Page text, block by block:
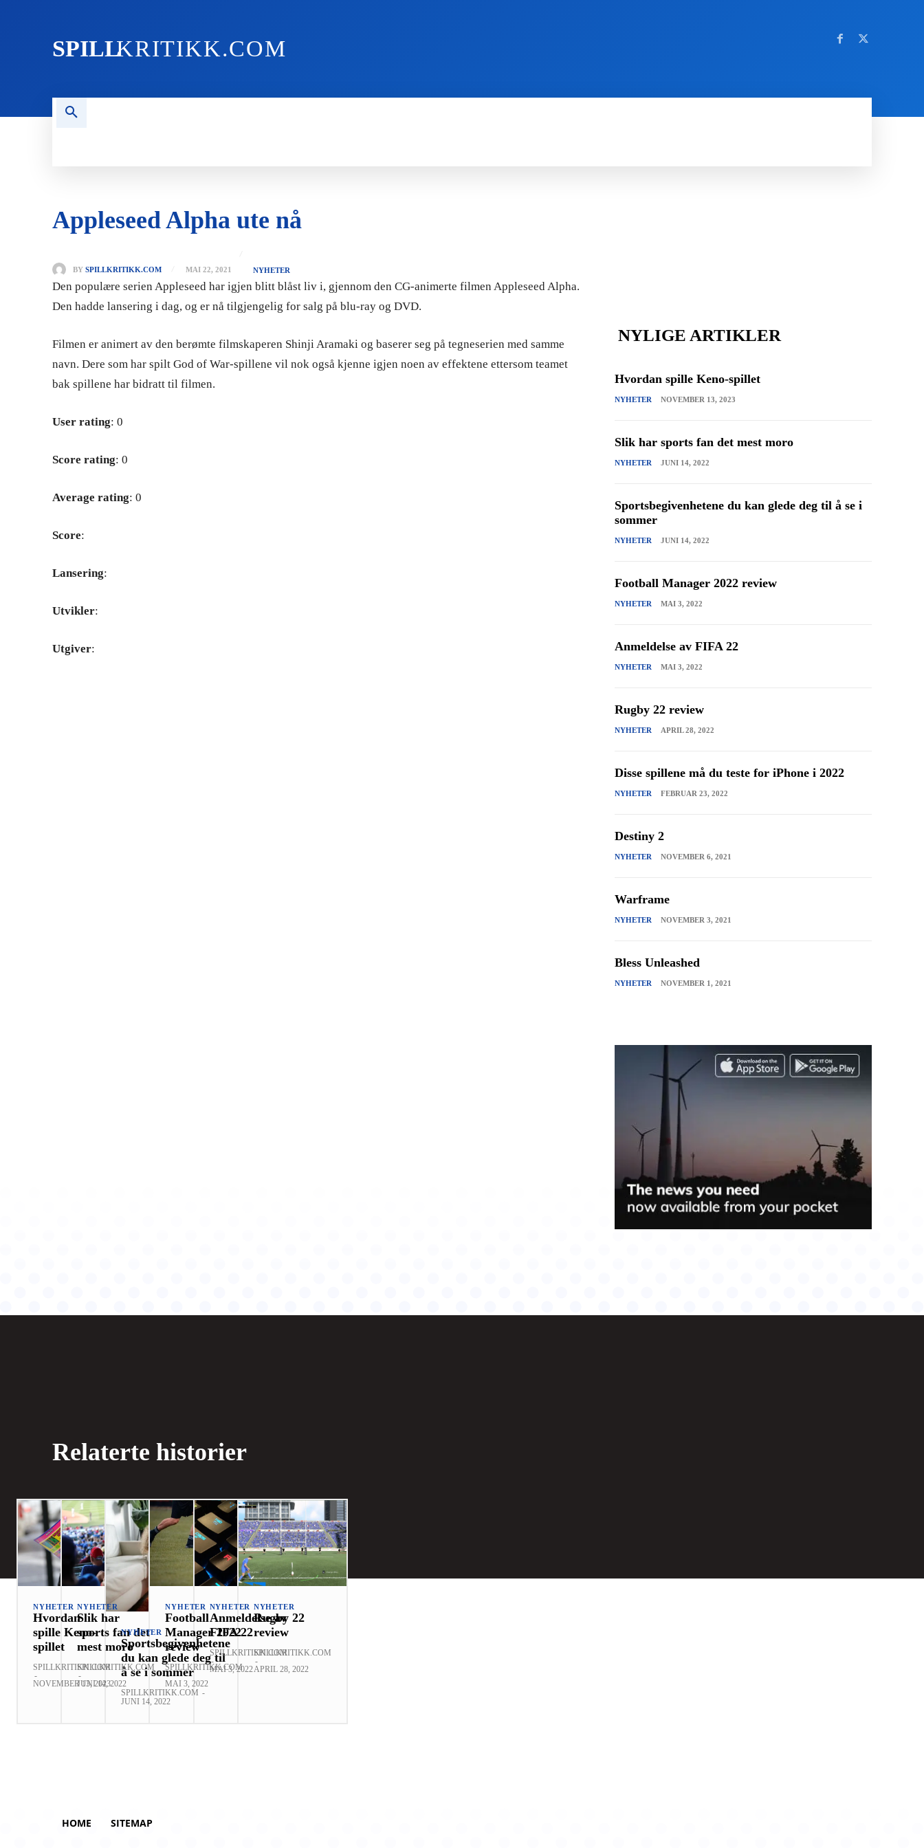
SPILLKRITIKK.COM
Appleseed Alpha ute nå
BY SPILLKRITIKK.COM MAI 22, 2021 NYHETER
Den populære serien Appleseed har igjen blitt blåst liv i, gjennom den CG-animerte filmen Appleseed Alpha.
Den hadde lansering i dag, og er nå tilgjengelig for salg på blu-ray og DVD.
Filmen er animert av den berømte filmskaperen Shinji Aramaki og baserer seg på tegneserien med samme
navn. Dere som har spilt God of War-spillene vil nok også kjenne igjen noen av effektene ettersom teamet
bak spillene har bidratt til filmen.
User rating: 0
Score rating: 0
Average rating: 0
Score:
Lansering:
Utvikler:
Utgiver:
NYLIGE ARTIKLER
Hvordan spille Keno-spillet
NYHETER NOVEMBER 13, 2023
Slik har sports fan det mest moro
NYHETER JUNI 14, 2022
Sportsbegivenhetene du kan glede deg til å se i
sommer
NYHETER JUNI 14, 2022
Football Manager 2022 review
NYHETER MAI 3, 2022
Anmeldelse av FIFA 22
NYHETER MAI 3, 2022
Rugby 22 review
NYHETER APRIL 28, 2022
Disse spillene må du teste for iPhone i 2022
NYHETER FEBRUAR 23, 2022
Destiny 2
NYHETER NOVEMBER 6, 2021
Warframe
NYHETER NOVEMBER 3, 2021
Bless Unleashed
NYHETER NOVEMBER 1, 2021
Relaterte historier
NYHETER
Hvordan
spille Keno-
spillet
SPILLKRITIKK.COM
-
NOVEMBER 13, 2023
NYHETER
Slik har
sports fan det
mest moro
SPILLKRITIKK.COM
-
JUNI 14, 2022
NYHETER
Sportsbegivenhetene
du kan glede deg til
å se i sommer
SPILLKRITIKK.COM -
JUNI 14, 2022
NYHETER
Football
Manager 2022
review
SPILLKRITIKK.COM
-
MAI 3, 2022
NYHETER
Anmeldelse av
FIFA 22
SPILLKRITIKK.COM
-
MAI 3, 2022
NYHETER
Rugby 22
review
SPILLKRITIKK.COM
-
APRIL 28, 2022
HOME SITEMAP